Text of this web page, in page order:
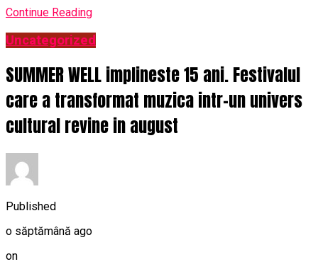
Continue Reading
Uncategorized
SUMMER WELL implineste 15 ani. Festivalul
care a transformat muzica intr-un univers
cultural revine in august
Published
o săptămână ago
on